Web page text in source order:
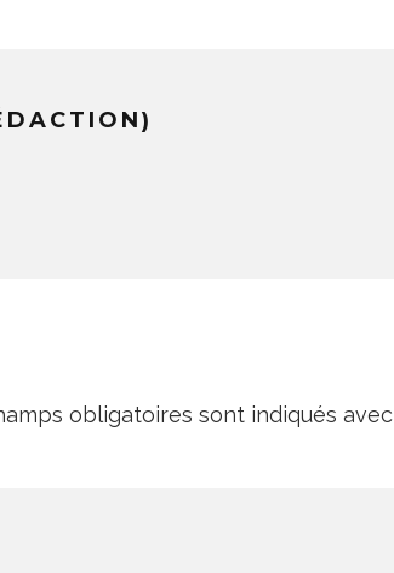
obligatoires sont indiqués avec